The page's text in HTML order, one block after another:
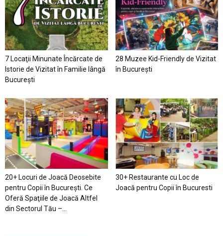
7 Locaţii Minunate Încărcate de
Istorie de Vizitat în Familie lângă
București
28 Muzee Kid-Friendly de Vizitat
în București
20+ Locuri de Joacă Deosebite
pentru Copii în Bucureşti. Ce
Oferă Spaţiile de Joacă Altfel
din Sectorul Tău –...
30+ Restaurante cu Loc de
Joacă pentru Copii în Bucuresti